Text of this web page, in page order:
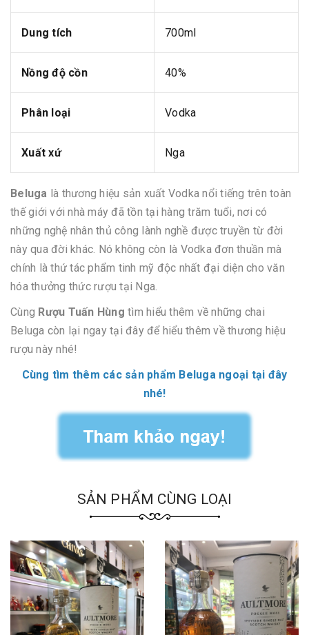
Dung tích 700ml
Nồng độ cồn 40%
Phân loại Vodka
Xuất xứ Nga
Beluga là thương hiệu sản xuất Vodka nổi tiếng trên toàn
thế giới với nhà máy đã tồn tại hàng trăm tuổi, nơi có
những nghệ nhân thủ công lành nghề được truyền từ đời
này qua đời khác. Nó không còn là Vodka đơn thuần mà
chính là thứ tác phẩm tinh mỹ độc nhất đại diện cho văn
hóa thưởng thức rượu tại Nga.
Cùng Rượu Tuấn Hùng tìm hiểu thêm về những chai
Beluga còn lại ngay tại đây để hiểu thêm về thương hiệu
rượu này nhé!
Cùng tìm thêm các sản phẩm Beluga ngoại tại đây
nhé!
SẢN PHẨM CÙNG LOẠI